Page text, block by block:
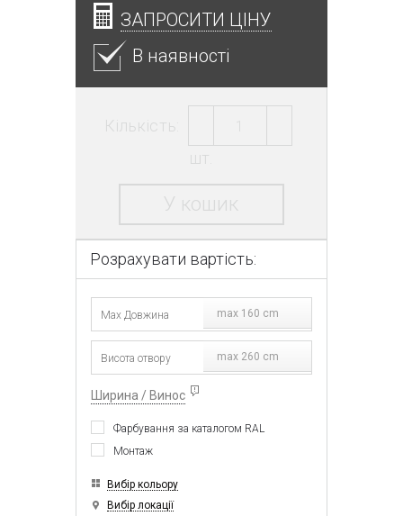
ЗАПРОСИТИ ЦІНУ
В наявності
Кількість:
шт.
У кошик
Розрахувати вартість:
max 160 cm
max 260 cm
Ширина / Винос
Фарбування за каталогом RAL
Монтаж
Вибір кольору
Вибір локації